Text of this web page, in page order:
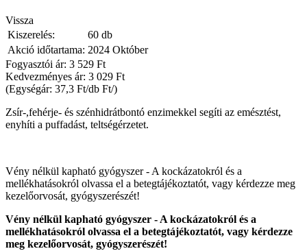
Vissza
Kiszerelés:
60 db
Akció időtartama: 2024 Október
Fogyasztói ár: 3 529 Ft
Kedvezményes ár: 3 029 Ft
(Egységár: 37,3 Ft/db Ft/)
Zsír-,fehérje- és szénhidrátbontó enzimekkel segíti az emésztést,
enyhíti a puffadást, teltségérzetet.
Vény nélkül kapható gyógyszer - A kockázatokról és a
mellékhatásokról olvassa el a betegtájékoztatót, vagy kérdezze meg
kezelőorvosát, gyógyszerészét!
Vény nélkül kapható gyógyszer - A kockázatokról és a
mellékhatásokról olvassa el a betegtájékoztatót, vagy kérdezze
meg kezelőorvosát, gyógyszerészét!